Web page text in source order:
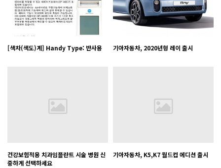
[색차(색도)계] Handy Type: 반사용 기아자동차, 2020년형 레이 출시
건강보험적용 치과임플란트 시술 병원 신
중하게 선택하세요
기아자동차, K5,K7 월드컵 에디션 출시